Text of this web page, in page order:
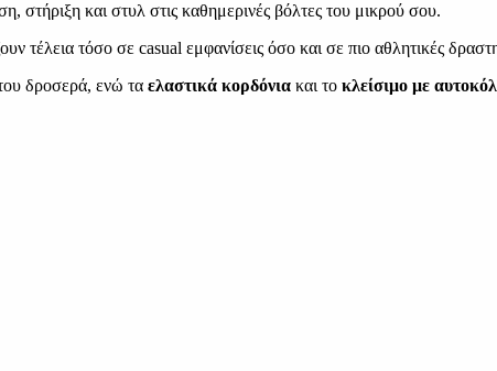
στήριξη και στυλ στις καθημερινές βόλτες του μικρού σου.
τέλεια τόσο σε casual εμφανίσεις όσο και σε πιο αθλητικές
δροσερά, ενώ τα ελαστικά κορδόνια και το κλείσιμο με